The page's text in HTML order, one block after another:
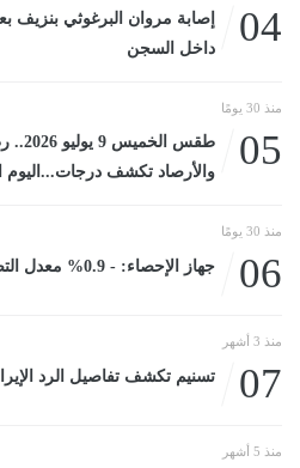
04
إصابة مروان البرغوثي
داخل السجن
منذ 30 يومًا
05
طقس
والأرصاد تكشف درجات...اليوم الخميس، 9 يوليو
منذ 30 يومًا
06 جهاز الإحصاء: - 0.9% معدل التضخم الشهرى لشهر يونيو 2026
منذ 3 أشهر
07 تسنيم تكشف تفاصيل الرد
منذ 5 أشهر